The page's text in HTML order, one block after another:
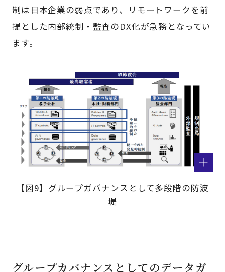
制は日本企業の弱点であり、リモートワークを前
提とした内部統制・監査のDX化が急務となってい
ます。
【図9】グループガバナンスとして多段階の防波
堤
グループカバナンスとしてのデータガ